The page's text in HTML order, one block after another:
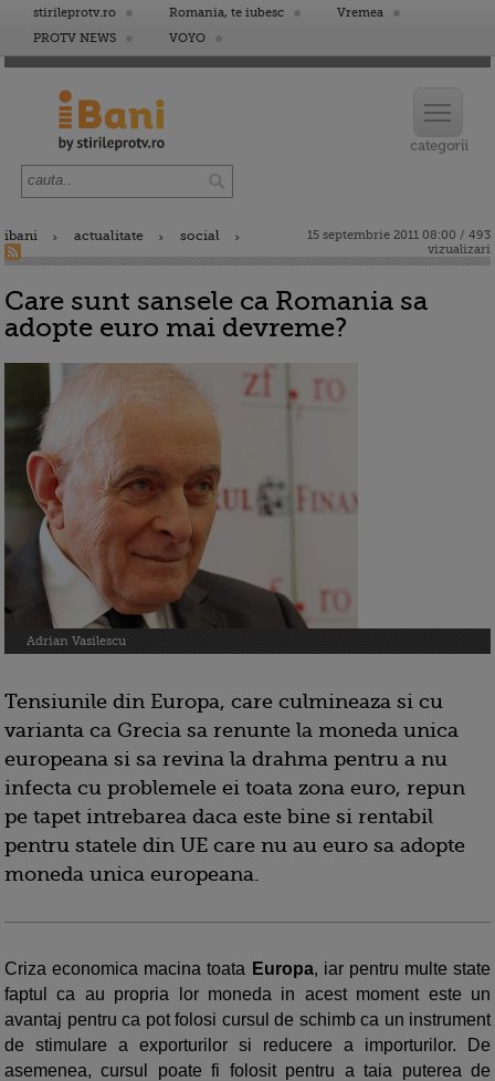
stirileprotv.ro Romania, te iubesc
Vremea
PROTV NEWS
VOYO
ibani actualitate social
15 septembrie 2011 08:00 / 493
vizualizari
Care sunt sansele ca Romania sa
adopte euro mai devreme?
Adrian Vasilescu
Tensiunile din Europa, care culmineaza si cu
varianta ca Grecia sa renunte la moneda unica
europeana si sa revina la drahma pentru a nu
infecta cu problemele ei toata zona euro, repun
pe tapet intrebarea daca este bine si rentabil
pentru statele din UE care nu au euro sa adopte
moneda unica europeana.
Criza economica macina toata Europa, iar pentru multe state
faptul ca au propria lor moneda in acest moment este un
avantaj pentru ca pot folosi cursul de schimb ca un instrument
de stimulare a exporturilor si reducere a importurilor. De
asemenea, cursul poate fi folosit pentru a taia puterea de